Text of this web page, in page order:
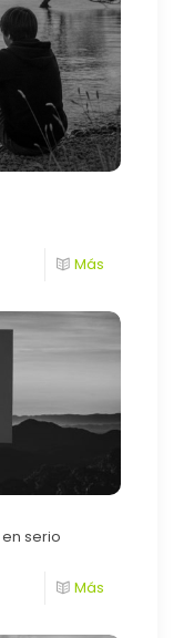
Más
serio
Más